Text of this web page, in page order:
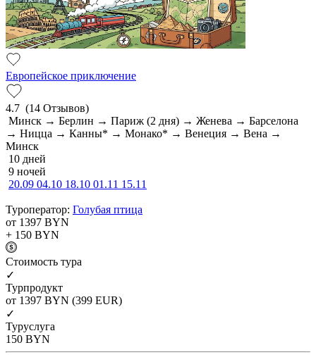
Европейское приключение
4.7 (14 Отзывов)
Минск → Берлин → Париж (2 дня) → Женева → Барселона
→ Ницца → Канны* → Монако* → Венеция → Вена →
Минск
10 дней
9 ночей
20.09 04.10 18.10 01.11 15.11
Туроператор: Голубая птица
от 1397 BYN
+ 150 BYN
Cтоимость тура
✓
Турпродукт
от 1397 BYN (399 EUR)
✓
Туруслуга
150 BYN